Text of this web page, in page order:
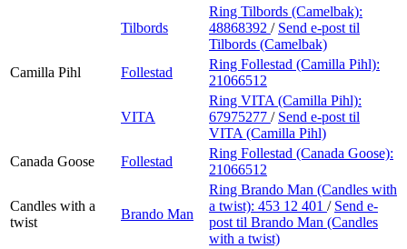
Tilbords
Ring Tilbords (Camelbak):
48868392 / Send e-post til
Tilbords (Camelbak)
Camilla Pihl
Follestad
Ring Follestad (Camilla Pihl):
21066512
VITA
Ring VITA (Camilla Pihl):
67975277 / Send e-post til
VITA (Camilla Pihl)
Canada Goose
Follestad
Ring Follestad (Canada Goose):
21066512
Candles with a
twist
Brando Man
Ring Brando Man (Candles with
a twist): 453 12 401 / Send e-
post til Brando Man (Candles
with a twist)